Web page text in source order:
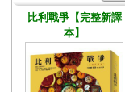
比利戰爭【完整新譯
本】